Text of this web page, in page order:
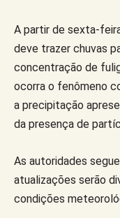
A partir de sexta-
deve trazer chuvas
concentração de
ocorra o fenômeno
a precipitação
da presença de
As autoridades
atualizações serão
condições